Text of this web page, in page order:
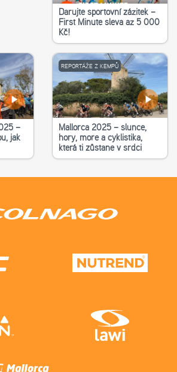
Darujte sportovní zážitek –
First Minute sleva až 5 000
Kč!
–
jak
REPORTÁŽE Z KEMPŮ
Mallorca 2025 – slunce,
hory, moře a cyklistika,
která ti zůstane v srdci